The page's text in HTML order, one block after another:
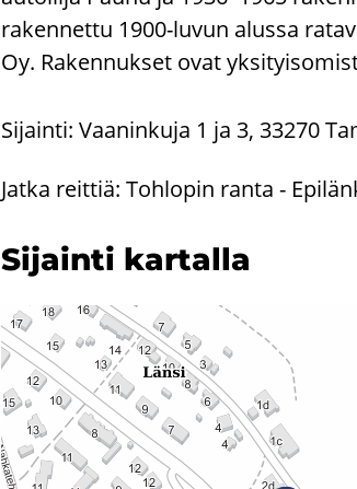
rakennettu 1900-luvun alussa
Oy. Rakennukset ovat
Sijainti: Vaaninkuja 1 ja 3, 33270
Jatka reittiä: Tohlopin ranta -
Si­jain­ti kar­tal­la